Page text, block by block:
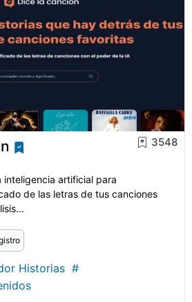
3548
inteligencia artificial para
de las letras de tus canciones
Historias #